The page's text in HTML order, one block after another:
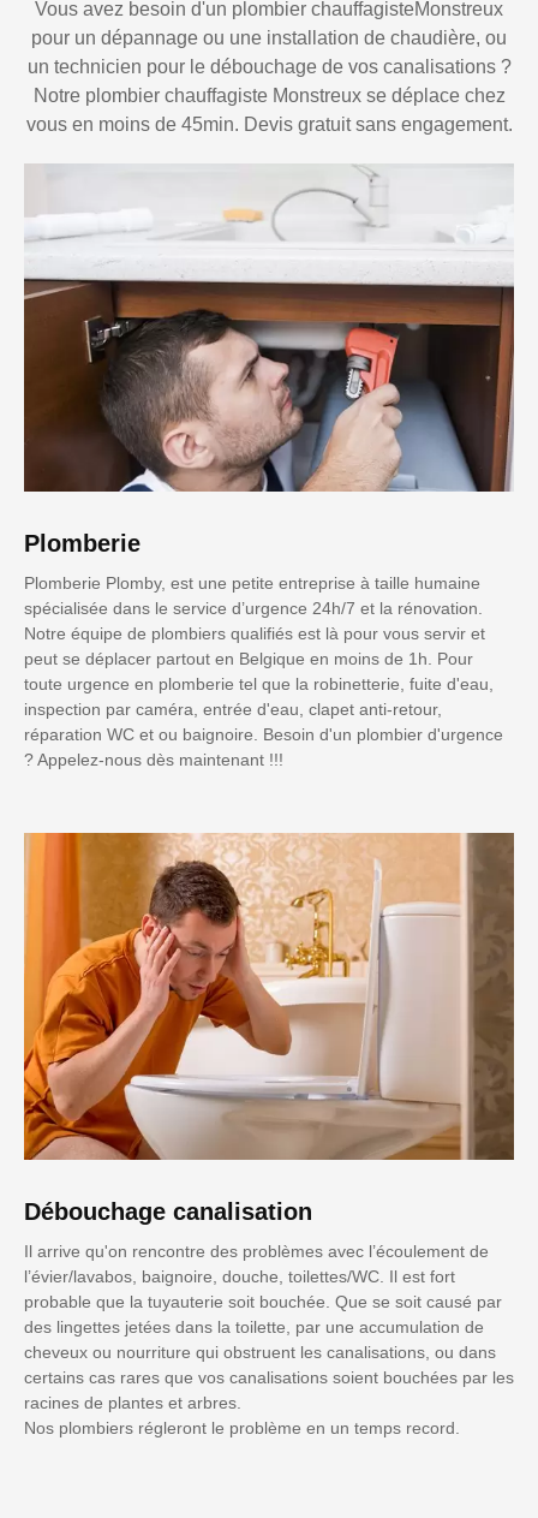
Vous avez besoin d'un plombier chauffagisteMonstreux
pour un dépannage ou une installation de chaudière, ou
un technicien pour le débouchage de vos canalisations ?
Notre plombier chauffagiste Monstreux se déplace chez
vous en moins de 45min. Devis gratuit sans engagement.
Plomberie
Plomberie Plomby, est une petite entreprise à taille humaine
spécialisée dans le service d’urgence 24h/7 et la rénovation.
Notre équipe de plombiers qualifiés est là pour vous servir et
peut se déplacer partout en Belgique en moins de 1h. Pour
toute urgence en plomberie tel que la robinetterie, fuite d'eau,
inspection par caméra, entrée d'eau, clapet anti-retour,
réparation WC et ou baignoire. Besoin d'un plombier d'urgence
? Appelez-nous dès maintenant !!!
Débouchage canalisation
Il arrive qu'on rencontre des problèmes avec l’écoulement de
l’évier/lavabos, baignoire, douche, toilettes/WC. Il est fort
probable que la tuyauterie soit bouchée. Que se soit causé par
des lingettes jetées dans la toilette, par une accumulation de
cheveux ou nourriture qui obstruent les canalisations, ou dans
certains cas rares que vos canalisations soient bouchées par les
racines de plantes et arbres.
Nos plombiers régleront le problème en un temps record.